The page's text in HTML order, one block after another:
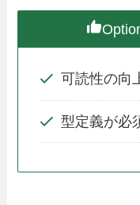
可読性の向
型定義が必